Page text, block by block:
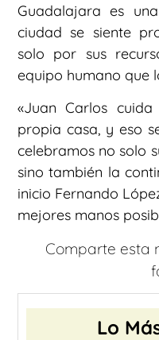
Guadalajara es
ciudad se siente
solo por sus
equipo humano que
«Juan Carlos
propia casa, y eso
celebramos no solo
sino también la
inicio Fernando
mejores manos
Comparte esta
Lo